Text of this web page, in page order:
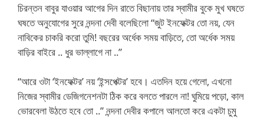
চিরন্তন বাবুর যাওয়ার আগের দিন রাতে বিছানায় তার স্বামীর বুকে মুখ ঘষতে
ঘষতে অনুযোগের সুরে নন্দনা দেবী বলেছিলো “জুট ইনফেক্টর তো নয়, যেন
নাবিকের চাকরি করো তুমি! বছরের অর্ধেক সময় বাড়িতে, তো অর্ধেক সময়
বাড়ির বাইরে .. ধুর ভাল্লাগে না ..”
“আরে ওটা ‘ইনফেক্টর’ নয় ‘ইন্সপেক্টর’ হবে। এতদিন হয়ে গেলো, এখনো
নিজের স্বামীর ডেজিগনেশনটা ঠিক করে বলতে পারলে না! ঘুমিয়ে পড়ো, কাল
ভোরবেলা উঠতে হবে তো ..” নন্দনা দেবীর কপালে আলতো করে একটা চুমু